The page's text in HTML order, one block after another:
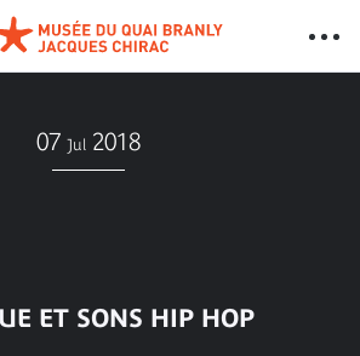
07 Jul 2018
ET SONS HIP HOP